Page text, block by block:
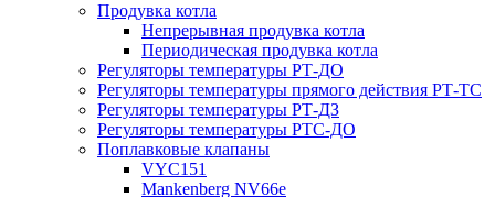
Продувка котла
Непрерывная продувка котла
Периодическая продувка котла
Регуляторы температуры РТ-ДО
Регуляторы температуры прямого действия РТ-ТС
Регуляторы температуры РТ-ДЗ
Регуляторы температуры РТС-ДО
Поплавковые клапаны
VYC151
Mankenberg NV66e